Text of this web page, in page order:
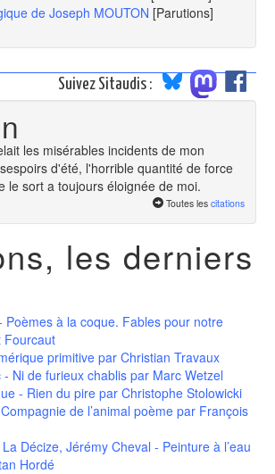
de Joseph MOUTON [Parutions]
Suivez Sitaudis :
les misérables incidents de mon
d'été, l'horrible quantité de force
le sort a toujours éloignée de moi.
Toutes les citations
les derniers
Poèmes à la coque. Fables pour notre
Fourcaut
primitive par Christian Travaux
- Ni de furieux chablis par Marc Wetzel
- Rien du pire par Christophe Stolowicki
de l’animal poème par François
Décize, Jérémy Cheval - Peinture à l’eau
Hordé